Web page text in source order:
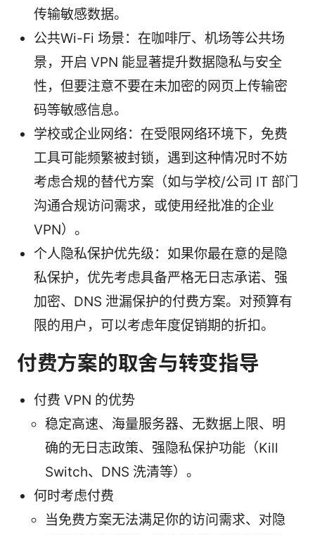
传输敏感数据。
公共Wi-Fi 场景：在咖啡厅、机场等公共场
景，开启 VPN 能显著提升数据隐私与安全
性，但要注意不要在未加密的网页上传输密
码等敏感信息。
学校或企业网络：在受限网络环境下，免费
工具可能频繁被封锁，遇到这种情况时不妨
考虑合规的替代方案（如与学校/公司 IT 部门
沟通合规访问需求，或使用经批准的企业
VPN）。
个人隐私保护优先级：如果你最在意的是隐
私保护，优先考虑具备严格无日志承诺、强
加密、DNS 泄漏保护的付费方案。对预算有
限的用户，可以考虑年度促销期的折扣。
付费方案的取舍与转变指导
付费 VPN 的优势
稳定高速、海量服务器、无数据上限、明
确的无日志政策、强隐私保护功能（Kill
Switch、DNS 洗清等）。
何时考虑付费
当免费方案无法满足你的访问需求、对隐